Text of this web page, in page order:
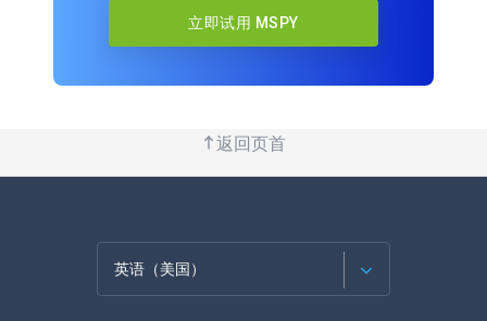
立即试用 MSPY
返回页首
英语（美国）